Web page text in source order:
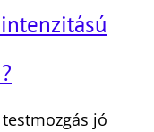
jó